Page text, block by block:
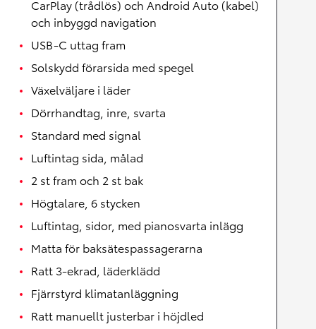
CarPlay (trådlös) och Android Auto (kabel)
och inbyggd navigation
USB-C uttag fram
Solskydd förarsida med spegel
Växelväljare i läder
Dörrhandtag, inre, svarta
Standard med signal
Luftintag sida, målad
2 st fram och 2 st bak
Högtalare, 6 stycken
Luftintag, sidor, med pianosvarta inlägg
Matta för baksätespassagerarna
Ratt 3-ekrad, läderklädd
Fjärrstyrd klimatanläggning
Ratt manuellt justerbar i höjdled